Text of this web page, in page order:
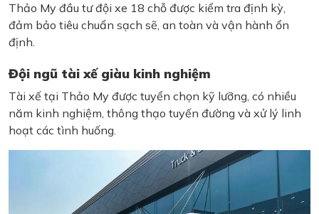
Thảo My đầu tư đội xe 18 chỗ được kiểm tra định kỳ,
đảm bảo tiêu chuẩn sạch sẽ, an toàn và vận hành ổn
định.
Đội ngũ tài xế giàu kinh nghiệm
Tài xế tại Thảo My được tuyển chọn kỹ lưỡng, có nhiều
năm kinh nghiệm, thông thạo tuyến đường và xử lý linh
hoạt các tình huống.